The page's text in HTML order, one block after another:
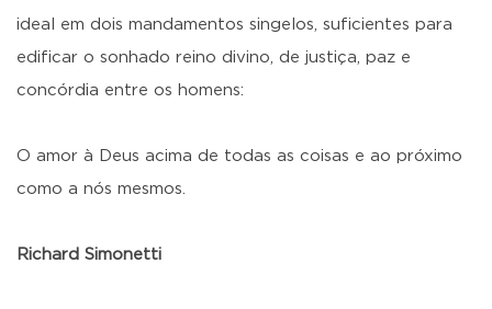
ideal em dois mandamentos singelos, suficientes para
edificar o sonhado reino divino, de justiça, paz e
concórdia entre os homens:
O amor à Deus acima de todas as coisas e ao próximo
como a nós mesmos.
Richard Simonetti